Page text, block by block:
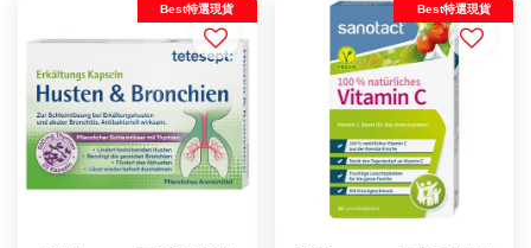
Best特選現貨 Best特選現貨